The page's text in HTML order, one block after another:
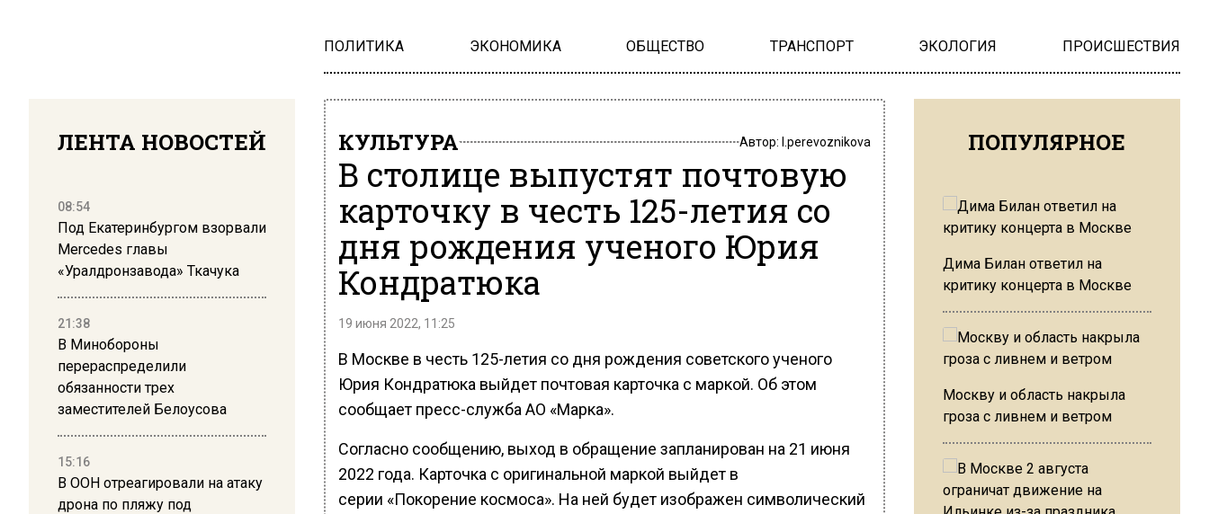
ПОЛИТИКА ЭКОНОМИКА ОБЩЕСТВО ТРАНСПОРТ ЭКОЛОГИЯ ПРОИСШЕСТВИЯ
ЛЕНТА НОВОСТЕЙ
08:54
Под Екатеринбургом взорвали
Mercedes главы
«Уралдронзавода» Ткачука
21:38
В Минобороны
перераспределили
обязанности трех
заместителей Белоусова
15:16
В ООН отреагировали на атаку
дрона по пляжу под
КУЛЬТУРА Автор: l.perevoznikova
В столице выпустят почтовую
карточку в честь 125-летия со
дня рождения ученого Юрия
Кондратюка
19 июня 2022, 11:25
В Москве в честь 125-летия со дня рождения советского ученого
Юрия Кондратюка выйдет почтовая карточка с маркой. Об этом
сообщает пресс-служба АО «Марка».
Согласно сообщению, выход в обращение запланирован на 21 июня
2022 года. Карточка с оригинальной маркой выйдет в
серии «Покорение космоса». На ней будет изображен символический
ПОПУЛЯРНОЕ
Дима Билан ответил на
критику концерта в Москве
Москву и область накрыла
гроза с ливнем и ветром